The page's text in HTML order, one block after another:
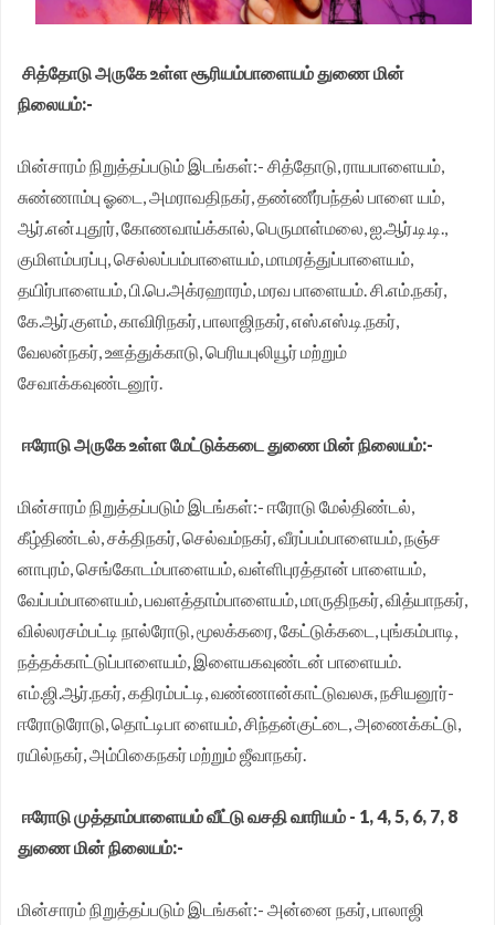
சித்தோடு அருகே உள்ள சூரியம்பாளையம் துணை மின்
நிலையம்:-
மின்சாரம் நிறுத்தப்படும் இடங்கள்:- சித்தோடு, ராயபாளையம்,
சுண்ணாம்பு ஓடை, அமராவதிநகர், தண்ணீர்பந்தல் பாளை யம்,
ஆர்.என்.புதூர், கோணவாய்க்கால், பெருமாள்மலை, ஐ.ஆர்.டி.டி.,
குமிளம்பரப்பு, செல்லப்பம்பாளையம், மாமரத்துப்பாளையம்,
தயிர்பாளையம், பி.பெ.அக்ரஹாரம், மரவ பாளையம். சி.எம்.நகர்,
கே.ஆர்.குளம், காவிரிநகர், பாலாஜிநகர், எஸ்.எஸ்.டி.நகர்,
வேலன்நகர், ஊத்துக்காடு, பெரியபுலியூர் மற்றும்
சேவாக்கவுண்டனூர்.
ஈரோடு அருகே உள்ள மேட்டுக்கடை துணை மின் நிலையம்:-
மின்சாரம் நிறுத்தப்படும் இடங்கள்:- ஈரோடு மேல்திண்டல்,
கீழ்திண்டல், சக்திநகர், செல்வம்நகர், வீரப்பம்பாளையம், நஞ்ச
னாபுரம், செங்கோடம்பாளையம், வள்ளிபுரத்தான் பாளையம்,
வேப்பம்பாளையம், பவளத்தாம்பாளையம், மாருதிநகர், வித்யாநகர்,
வில்லரசம்பட்டி நால்ரோடு, மூலக்கரை, கேட்டுக்கடை, புங்கம்பாடி,
நத்தக்காட்டுப்பாளையம், இளையகவுண்டன் பாளையம்.
எம்.ஜி.ஆர்.நகர், கதிரம்பட்டி, வண்ணான்காட்டுவலசு, நசியனூர்-
ஈரோடுரோடு, தொட்டிபா ளையம், சிந்தன்குட்டை, அணைக்கட்டு,
ரயில்நகர், அம்பிகைநகர் மற்றும் ஜீவாநகர்.
ஈரோடு முத்தாம்பாளையம் வீட்டு வசதி வாரியம் - 1, 4, 5, 6, 7, 8
துணை மின் நிலையம்:-
மின்சாரம் நிறுத்தப்படும் இடங்கள்:- அன்னை நகர், பாலாஜி